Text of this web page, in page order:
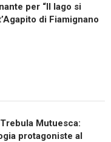
per “Il lago si
di Fiamignano
Mutuesca:
protagoniste al